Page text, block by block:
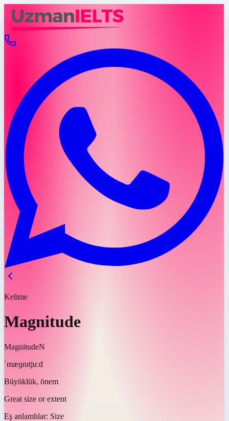
Kelime
Magnitude
MagnitudeN
ˈmæɡnɪtjuːd
Büyüklük, önem
Great size or extent
Eş anlamlılar: Size